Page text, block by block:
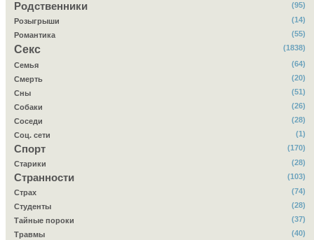
Родственники
(95)
Розыгрыши
(14)
Романтика
(55)
Секс (1838)
Семья
(64)
Смерть
(20)
Сны
(51)
Собаки
(26)
Соседи
(28)
Соц. сети
(1)
Спорт
(170)
Старики
(28)
Странности
(103)
Страх
(74)
Студенты
(28)
Тайные пороки
(37)
Травмы
(40)